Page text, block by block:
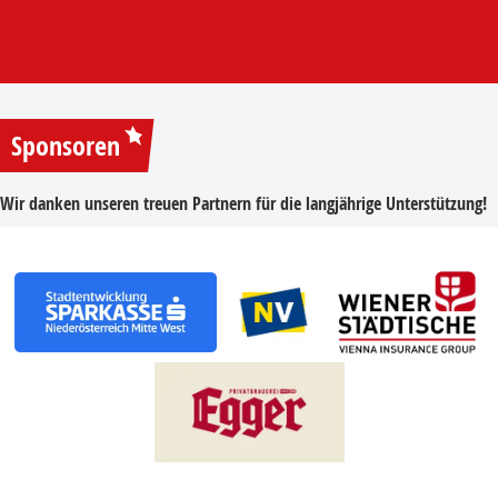
Sponsoren
Wir danken unseren treuen Partnern für die langjährige Unterstützung!